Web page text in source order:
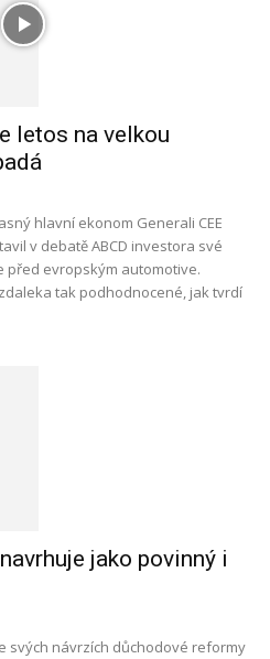
letos na velkou
hlavní ekonom Generali CEE
v debatě ABCD investora své
před evropským automotive.
tak podhodnocené, jak tvrdí
jako povinný i
svých návrzích důchodové reformy